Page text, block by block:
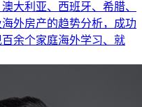
大利亚、西班牙、希腊、
外房产的趋势分析，成功
余个家庭海外学习、就